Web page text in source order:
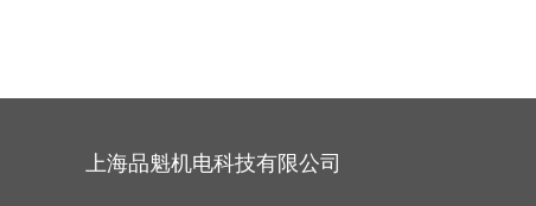
上海品魁机电科技有限公司